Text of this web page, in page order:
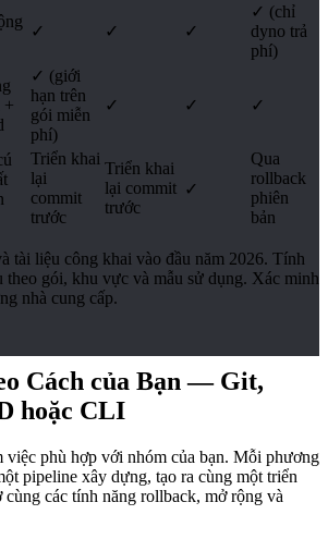
✓ ✓ ✓
✓ (chỉ
dyno trả
phí)
+
✓ (giới
hạn trên
gói miễn
phí)
✓ ✓ ✓
Triển khai
lại
commit
trước
Triển khai
lại commit
trước
✓
Qua
rollback
phiên
bản
tài liệu công khai vào đầu năm 2026. Tính
theo gói, khu vực và mẫu sử dụng. Xác minh
nhà cung cấp.
Cách của Bạn — Git,
hoặc CLI
việc phù hợp với nhóm của bạn. Mỗi phương
pipeline xây dựng, tạo ra cùng một triển
các tính năng rollback, mở rộng và